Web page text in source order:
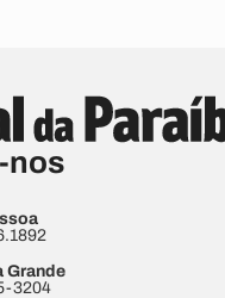
nos
Grande
3204